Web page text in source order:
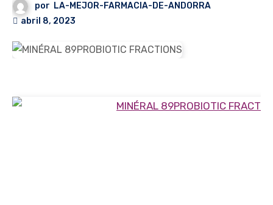
por LA-MEJOR-FARMACIA-DE-ANDORRA
abril 8, 2023